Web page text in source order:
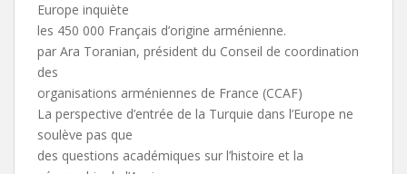
Europe inquiète
les 450 000 Français d’origine arménienne.
par Ara Toranian, président du Conseil de coordination
des
organisations arméniennes de France (CCAF)
La perspective d’entrée de la Turquie dans l’Europe ne
soulève pas que
des questions académiques sur l’histoire et la